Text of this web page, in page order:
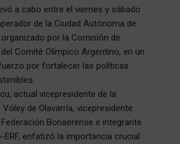
a cabo entre el viernes y sábado
de la Ciudad Autónoma de
por la Comisión de
Comité Olímpico Argentino, en un
por fortalecer las políticas
actual vicepresidente de la
de Olavarría, vicepresidente
Bonaerense e integrante
ERF, enfatizó la importancia crucial